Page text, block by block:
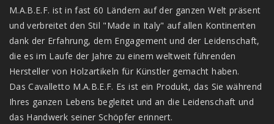
M.A.B.E.F. ist in fast 60 Ländern auf der ganzen Welt präsent
und verbreitet den Stil "Made in Italy" auf allen Kontinenten
dank der Erfahrung, dem Engagement und der Leidenschaft,
die es im Laufe der Jahre zu einem weltweit führenden
Hersteller von Holzartikeln für Künstler gemacht haben.
Das Cavalletto M.A.B.E.F. Es ist ein Produkt, das Sie während
Ihres ganzen Lebens begleitet und an die Leidenschaft und
das Handwerk seiner Schöpfer erinnert.